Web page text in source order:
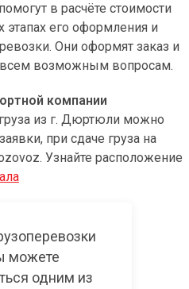
в расчёте стоимости
этапах его оформления и
Они оформят заказ и
всем возможным вопросам.
компании
из г. Дюртюли можно
при сдаче груза на
Узнайте расположение
можете
одним из